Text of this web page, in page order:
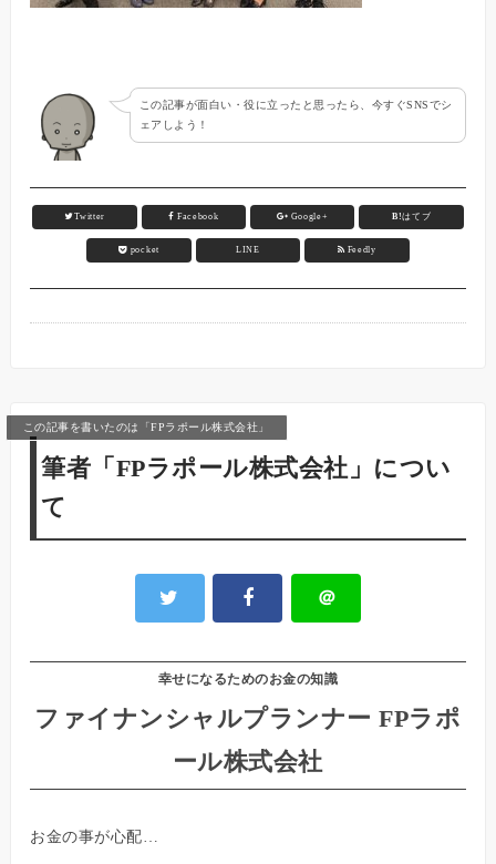
この記事が面白い・役に立ったと思ったら、今すぐSNSでシ
ェアしよう！
Twitter Facebook Google+ B!はてブ
pocket LINE Feedly
この記事を書いたのは「FPラポール株式会社」
筆者「FPラポール株式会社」につい
て
＠
幸せになるためのお金の知識
ファイナンシャルプランナー FPラポ
ール株式会社
お金の事が心配…